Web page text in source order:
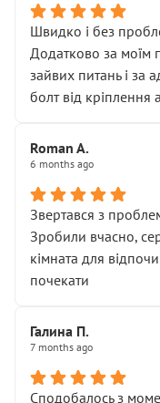
Швидко і без
Додатково за моїм
зайвих питань і за
болт від кріплення
Roman A.
6 months ago
Звертався з
Зробили вчасно,
кімната для
почекати
Галина П.
7 months ago
Сподобалось з